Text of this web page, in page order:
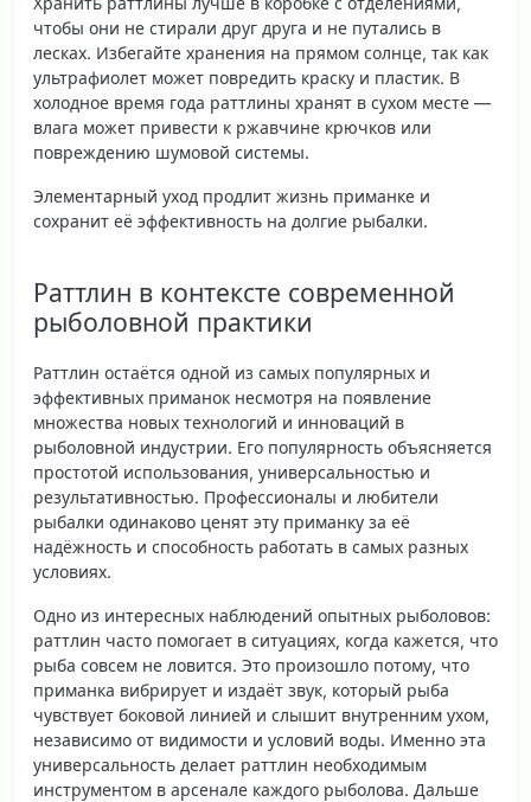
чтобы они не стирали друг друга и не путались в
лесках. Избегайте хранения на прямом солнце, так как
ультрафиолет может повредить краску и пластик. В
холодное время года раттлины хранят в сухом месте —
влага может привести к ржавчине крючков или
повреждению шумовой системы.
Элементарный уход продлит жизнь приманке и
сохранит её эффективность на долгие рыбалки.
Раттлин в контексте современной
рыболовной практики
Раттлин остаётся одной из самых популярных и
эффективных приманок несмотря на появление
множества новых технологий и инноваций в
рыболовной индустрии. Его популярность объясняется
простотой использования, универсальностью и
результативностью. Профессионалы и любители
рыбалки одинаково ценят эту приманку за её
надёжность и способность работать в самых разных
условиях.
Одно из интересных наблюдений опытных рыболовов:
раттлин часто помогает в ситуациях, когда кажется, что
рыба совсем не ловится. Это произошло потому, что
приманка вибрирует и издаёт звук, который рыба
чувствует боковой линией и слышит внутренним ухом,
независимо от видимости и условий воды. Именно эта
универсальность делает раттлин необходимым
инструментом в арсенале каждого рыболова. Дальше